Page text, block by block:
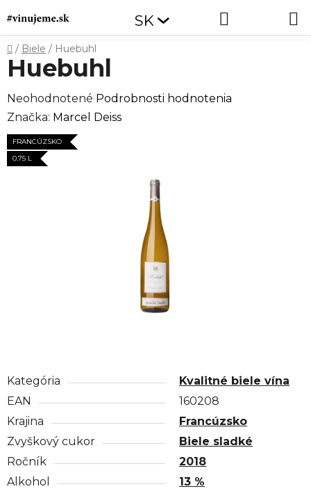
na
obsah
SK
Domov
/ Biele / Huebuhl
Kategória
Kvalitné biele vína
EAN
160208
Krajina
Francúzsko
Zvyškový cukor
Biele sladké
Ročník
2018
Alkohol
13 %
Huebuhl
Priemerné
hodnotenie
produktu
je
Neohodnotené Podrobnosti hodnotenia
Značka: Marcel Deiss
FRANCÚZSKO
0.75 L